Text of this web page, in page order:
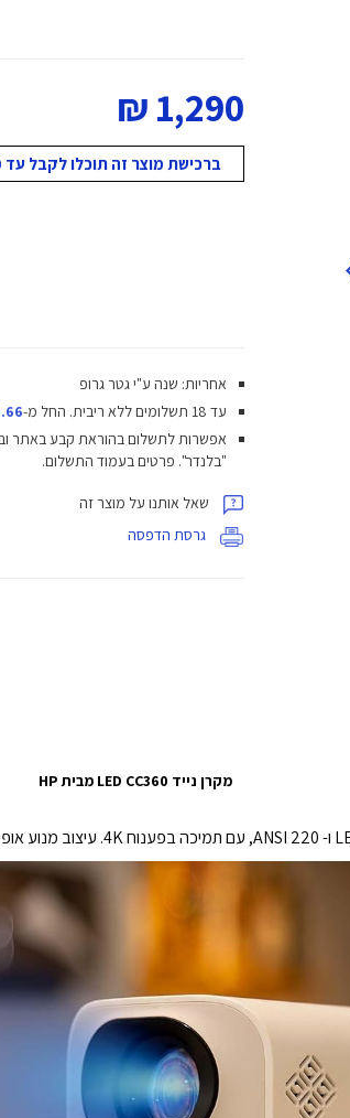
1,290 ₪
ברכישת מוצר זה תוכלו לקבל עד 1,290 נקודות מועדון!
אחריות: שנה ע"י גטר גרופ
עד 18 תשלומים ללא ריבית.
החל מ-₪
אפשרות לתשלום בהוראת קבע באתר
"בלנדר". פרטים בעמוד התשלום.
שאל אותנו על מוצר זה
גרסת הדפסה
מקרן נייד LED CC360 מבית HP